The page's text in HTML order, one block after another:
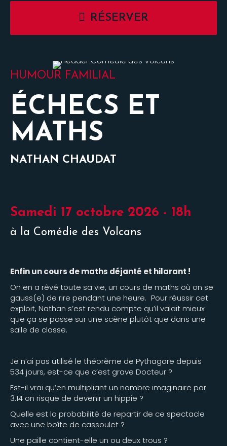
RÉSERVER
HUMOUR FAMILIAL
ÉCHECS ET
MATHS
NATHAN CHAUDAT
Samedi 17 octobre 2026 - 18h
à la Comédie des Volcans
Enfin un cours de maths déjanté et hilarant !
On en a rêvé toute sa vie, un cours de maths où on se
gauss(e) de rire pendant une heure. Pour réussir cet
exploit, Nathan s’est rendu compte qu’il valait mieux
que ça se passe sur une scène plutôt que dans une
salle de classe.
Je n’ai pas utilisé le théorème de Pythagore depuis
534 jours, est-ce que c’est grave Docteur ?
Est-il vrai qu’en multipliant un nombre imaginaire par
3.14 on risque de devenir un hippie ?
Quelle est la probabilité de repartir de ce spectacle
avec une boîte de cassoulet ?
Une paille contient-elle un ou deux trous ?